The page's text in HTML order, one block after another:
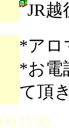
JR越
*アロ
*お電
て頂